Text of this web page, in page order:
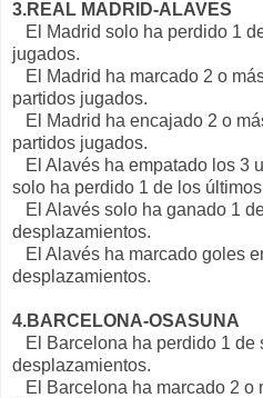
3.REAL MADRID-ALAVES
El Madrid solo ha perdido 1
jugados.
El Madrid ha marcado 2 o
partidos jugados.
El Madrid ha encajado 2 o
partidos jugados.
El Alavés ha empatado los 3
solo ha perdido 1 de los
El Alavés solo ha ganado 1
desplazamientos.
El Alavés ha marcado goles
desplazamientos.
4.BARCELONA-OSASUNA
El Barcelona ha perdido 1 de
desplazamientos.
El Barcelona ha marcado 2 o